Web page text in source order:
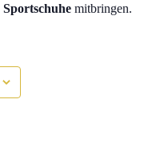
mitbringen.